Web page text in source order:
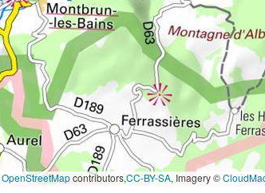
OpenStreetMapcontributors,CC-BY-SA, Imagery ©